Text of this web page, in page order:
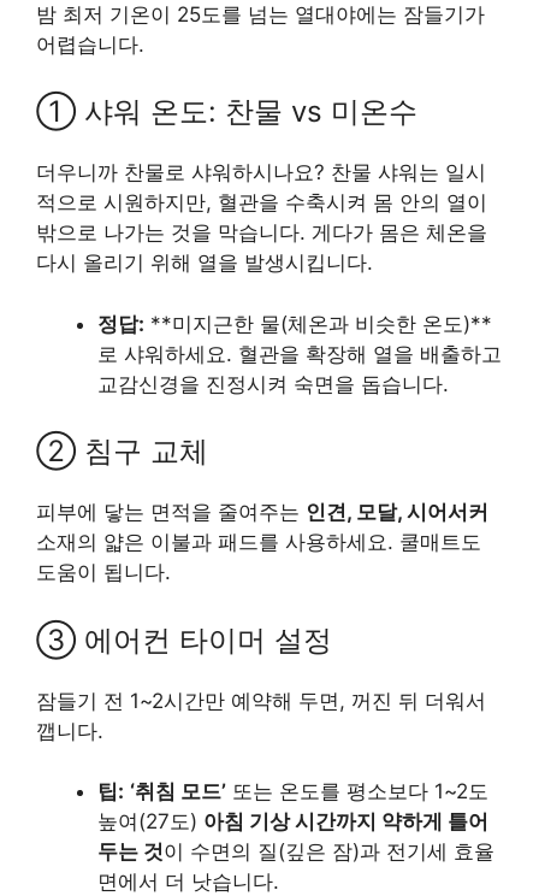
밤 최저 기온이 25도를 넘는 열대야에는 잠들기가
어렵습니다.
① 샤워 온도: 찬물 vs 미온수
더우니까 찬물로 샤워하시나요? 찬물 샤워는 일시
적으로 시원하지만, 혈관을 수축시켜 몸 안의 열이
밖으로 나가는 것을 막습니다. 게다가 몸은 체온을
다시 올리기 위해 열을 발생시킵니다.
정답: **미지근한 물(체온과 비슷한 온도)**
로 샤워하세요. 혈관을 확장해 열을 배출하고
교감신경을 진정시켜 숙면을 돕습니다.
② 침구 교체
피부에 닿는 면적을 줄여주는 인견, 모달, 시어서커
소재의 얇은 이불과 패드를 사용하세요. 쿨매트도
도움이 됩니다.
③ 에어컨 타이머 설정
잠들기 전 1~2시간만 예약해 두면, 꺼진 뒤 더워서
깹니다.
팁: ‘취침 모드’ 또는 온도를 평소보다 1~2도
높여(27도) 아침 기상 시간까지 약하게 틀어
두는 것이 수면의 질(깊은 잠)과 전기세 효율
면에서 더 낫습니다.